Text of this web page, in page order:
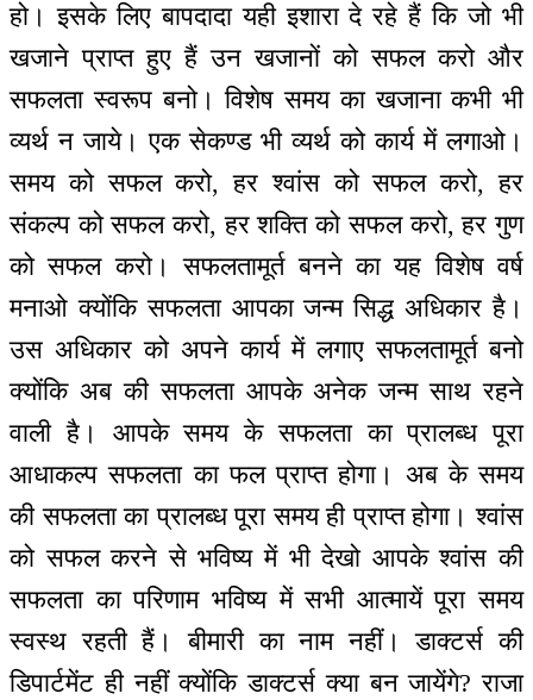
हो। इसके लिए बापदादा यही इशारा दे रहे हैं कि जो भी
खजाने प्राप्त हुए हैं उन खजानों को सफल करो और
सफलता स्वरूप बनो। विशेष समय का खजाना कभी भी
व्यर्थ न जाये। एक सेकण्ड भी व्यर्थ को कार्य में लगाओ।
समय को सफल करो, हर श्वांस को सफल करो, हर
संकल्प को सफल करो, हर शक्ति को सफल करो, हर गुण
को सफल करो। सफलतामूर्त बनने का यह विशेष वर्ष
मनाओ क्योंकि सफलता आपका जन्म सिद्ध अधिकार है।
उस अधिकार को अपने कार्य में लगाए सफलतामूर्त बनो
क्योंकि अब की सफलता आपके अनेक जन्म साथ रहने
वाली है। आपके समय के सफलता का प्रालब्ध पूरा
आधाकल्प सफलता का फल प्राप्त होगा। अब के समय
की सफलता का प्रालब्ध पूरा समय ही प्राप्त होगा। श्वांस
को सफल करने से भविष्य में भी देखो आपके श्वांस की
सफलता का परिणाम भविष्य में सभी आत्मायें पूरा समय
स्वस्थ रहती हैं। बीमारी का नाम नहीं। डाक्टर्स की
डिपार्टमेंट ही नहीं क्योंकि डाक्टर्स क्या बन जायेंगे? राजा